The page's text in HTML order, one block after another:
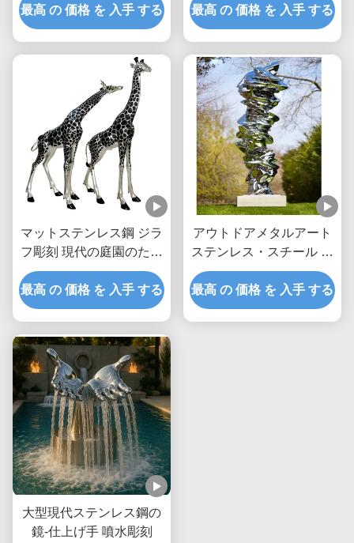
最高 の 価格 を 入手 する
最高 の 価格 を 入手 する
マットステンレス鋼 ジラ
フ彫刻 現代の庭園のため
のエレガント抽象デュオ
最高 の 価格 を 入手 する
アウトドアメタルアート
ステンレス・スチール モ
ダン抽象彫刻
最高 の 価格 を 入手 する
大型現代ステンレス鋼の
鏡-仕上げ手 噴水彫刻